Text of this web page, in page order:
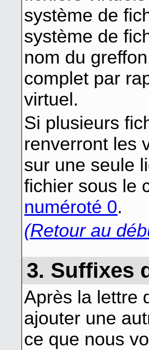
système de
système de
nom du
complet par
virtuel.
Si plusieurs
renverront les
sur une seule
fichier sous le
numéroté 0.
(Retour au
3. Suffixes
Après la lettre
ajouter une
ce que nous